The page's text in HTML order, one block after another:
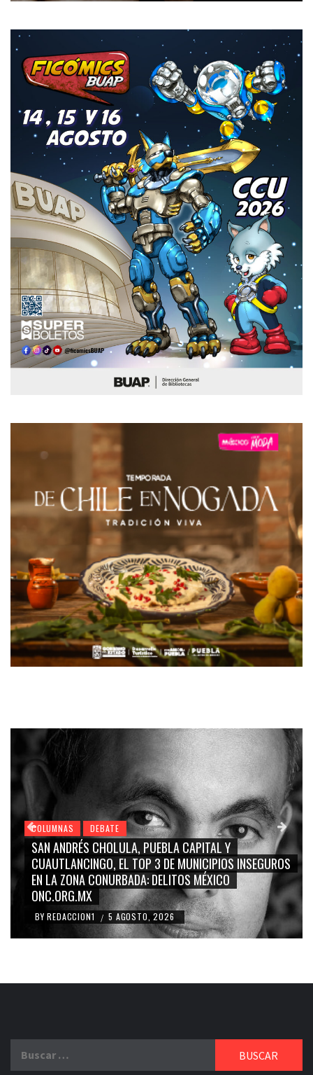
COLUMNAS DEBATE
GRACE PALOMARES, NAY SALVATORI, SERGIO MAYER,
CARMEN SALINAS “LA CORCHOLATA”, CUAUHTÉMOC
BLANCO, SILVIA PINAL: LA TRIVIALIZACIÓN Y
RIDICULIZACIÓN DE LA REPRESENTACIÓN CIUDADANA
BY REDACCION1 / 4 AGOSTO, 2026